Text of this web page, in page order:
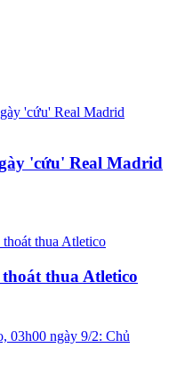
'cứu' Real Madrid
thua Atletico